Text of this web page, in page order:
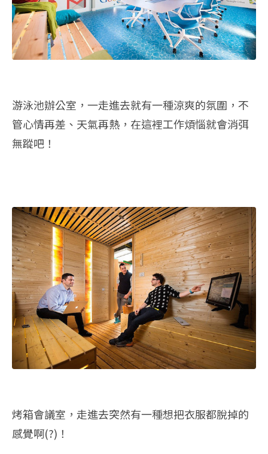
游泳池辦公室，一走進去就有一種涼爽的氛圍，不
管心情再差、天氣再熱，在這裡工作煩惱就會消弭
無蹤吧！
烤箱會議室，走進去突然有一種想把衣服都脫掉的
感覺啊(?)！